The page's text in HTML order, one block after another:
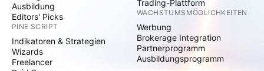
Ausbildung
Editors' Picks
PINE SCRIPT
Indikatoren & Strategien
Wizards
Freelancer
Trading-Plattform
WACHSTUMSMÖGLICHKEITEN
Werbung
Brokerage Integration
Partnerprogramm
Ausbildungsprogramm